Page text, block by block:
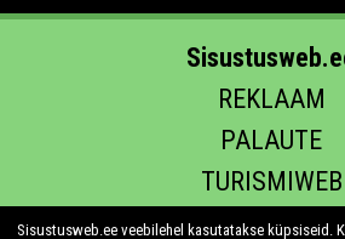
REKLAAM
PALAUTE
TURISMIWEB
EHITUS.EE
Sisustusweb.ee veebilehel kasutatakse küpsiseid.